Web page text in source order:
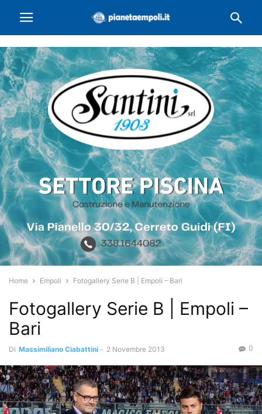
Home Empoli Fotogallery Serie B | Empoli – Bari
Fotogallery Serie B | Empoli –
Bari
Di Massimiliano Ciabattini - 2 Novembre 2013 0